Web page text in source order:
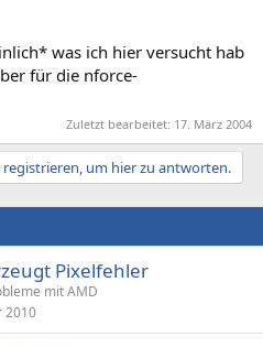
was ich hier versucht hab
für die nforce-
Zuletzt bearbeitet: 17. März 2004
um hier zu antworten.
Pixelfehler
mit AMD
2010